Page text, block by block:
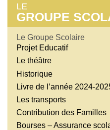
LE
GROUPE
Le Groupe Scolaire
Projet Educatif
Le théâtre
Historique
Livre de l’année 2024-
Les transports
Contribution des Familles
Bourses – Assurance